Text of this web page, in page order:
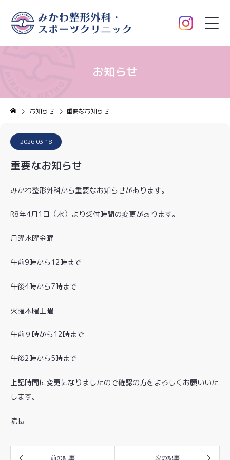
お知らせ
お知らせ 重要なお知らせ
2026.03.18
重要なお知らせ
みかわ整形外科から重要なお知らせがあります。
R8年4月1日（水）より受付時間の変更があります。
月曜水曜金曜
午前9時から12時まで
午後4時から7時まで
火曜木曜土曜
午前９時から12時まで
午後2時から5時まで
上記時間に変更になりましたので確認の方をよろしくお願いいた
します。
院長